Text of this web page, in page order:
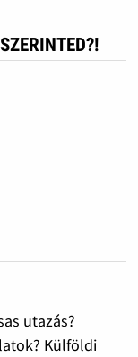
utazás?
Külföldi